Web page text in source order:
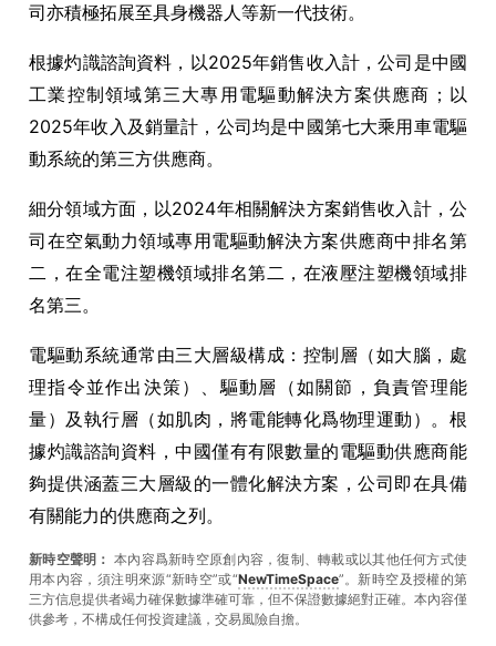
司亦積極拓展至具身機器人等新一代技術。
根據灼識諮詢資料，以2025年銷售收入計，公司是中國
工業控制領域第三大專用電驅動解決方案供應商；以
2025年收入及銷量計，公司均是中國第七大乘用車電驅
動系統的第三方供應商。
細分領域方面，以2024年相關解決方案銷售收入計，公
司在空氣動力領域專用電驅動解決方案供應商中排名第
二，在全電注塑機領域排名第二，在液壓注塑機領域排
名第三。
電驅動系統通常由三大層級構成：控制層（如大腦，處
理指令並作出決策）、驅動層（如關節，負責管理能
量）及執行層（如肌肉，將電能轉化爲物理運動）。根
據灼識諮詢資料，中國僅有有限數量的電驅動供應商能
夠提供涵蓋三大層級的一體化解決方案，公司即在具備
有關能力的供應商之列。
新時空聲明： 本內容爲新時空原創內容，復制、轉載或以其他任何方式使
用本內容，須注明來源“新時空”或“NewTimeSpace”。新時空及授權的第
三方信息提供者竭力確保數據準確可靠，但不保證數據絕對正確。本內容僅
供參考，不構成任何投資建議，交易風險自擔。